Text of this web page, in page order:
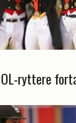
OL-ryttere